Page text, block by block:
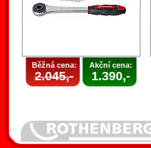
Běžná cena:
2.045,-
Akční cena:
1.390,-